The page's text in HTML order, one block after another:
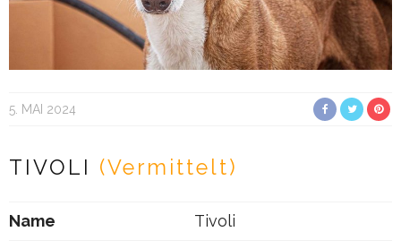
5. MAI 2024
TIVOLI (Vermittelt)
Name Tivoli